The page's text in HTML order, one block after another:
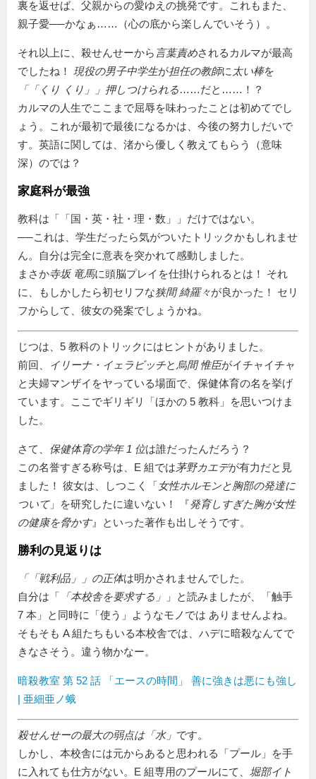
裏を返せば、父親からの愛ゆえの挑発です。これもまた、
親子愛──かなぁ……（心の底から楽しんでいそう）。
それ以上に、殺せんせーから 言葉責めされるカルマが最高
でしたね！ 現役の男子中学生が担任の教師に 太い棒を
「
くり くり 」押しつけられる……だと……！？
カルマの人生でここまで屈辱を味わったことは初めてでし
ょう。これが最初で最後になるかは、今後の努力しだいで
す。英語に関しては、渚から優しく教えてもらう（意味
深）のでは？
家庭科が最強
教科は「 国・英・社・理・数
」だけではない。
──これは、学生だったら気がついたトリックかもしれませ
ん。自分は完全に意表を突かれて感動しました。
まさか寺坂 竜馬に頭脳プレイを仕掛けられるとは！ それ
に、もしかしたら初セリフな狭間 綺羅々が良かった！ セリ
フからして、彼女の発案でしょうかね。
じつは、5 教科のトリックにはヒントがありました。
前回、
イリーナ・イェラビッチと 烏間 惟臣がイチャイチャ
と夫婦マンザイをヤっている場面で、保健体育の名を挙げ
ています。ここでギリギリ「ほかの 5 教科」を思いつけま
した。
さて、 保健体育の学年 1 位は誰だったんだろう？
この名誉すぎる称号は、E 組では茅野カエデが有力だと見
ました！ 彼女は、しつこく「女性ホルモンと胸部の発達に
ついて」を研究したに違いない！ 『発育しすぎた胸が女性
の健康を脅かす』といった著作も出しそうです。
勝利の見返りは
「 戦利品 」の正体は明かされませんでした。
自分は「
本校舎を要求する 」と読みましたが、
触手
7 本
と同時に「使う」ようなモノでは ありませんよね。
そもそも A 組たちもいる本校舎では、ハデに暗殺なんてで
きなさそう。違う物かなー。
暗殺教室 第 52 話 「エースの時間」 善に強きは悪にも強し
| 亜細亜ノ蛾
殺せんせーの最大の弱点は「水」 です。
しかし、本校舎には元からあると思われる「プール」を手
に入れても仕方がない。E 組専用のプールにて、 堀部イト